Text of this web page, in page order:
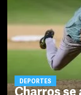
DEPORTES